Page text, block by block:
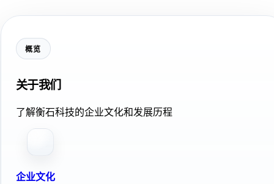
概览
关于我们
了解衡石科技的企业文化和发展历程
企业文化